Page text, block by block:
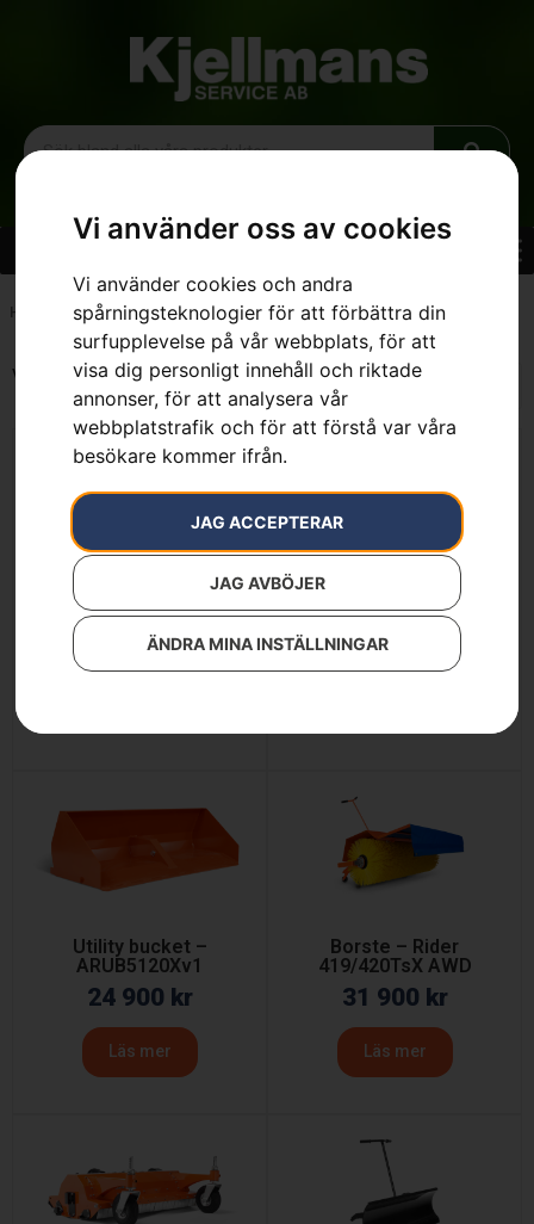
Vi använder oss av cookies
Vi använder cookies och andra
spårningsteknologier för att förbättra din
surfupplevelse på vår webbplats, för att
visa dig personligt innehåll och riktade
annonser, för att analysera vår
webbplatstrafik och för att förstå var våra
besökare kommer ifrån.
JAG ACCEPTERAR
JAG AVBÖJER
ÄNDRA MINA INSTÄLLNINGAR
Hem 120 cm
Visar alla 6 resultat
Snöblad – Rider
18/15T/300
7 990kr
Snöslunga – P 520D/P
525D
109 900
Utility bucket –
ARUB5120Xv1
24 900 kr
Läs mer
Borste – Rider
419/420TsX AWD
31 900 kr
Läs mer